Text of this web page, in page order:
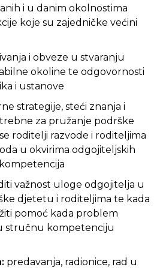
i u danim okolnostima
koje su zajedničke većini
i obveze u stvaranju
okoline te odgovornosti
i ustanove
strategije, steći znanja i
za pružanje podrške
roditelji razvode i roditeljima
u okvirima odgojiteljskih
važnost uloge odgojitelja u
djetetu i roditeljima te kada
pomoć kada problem
stručnu kompetenciju
predavanja, radionice, rad u